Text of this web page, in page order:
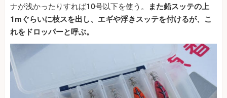
ナが浅かったりすれば10号以下を使う。
また鉛スッテの上
1mぐらいに枝スを出し、エギや浮きスッテを付けるが、こ
れをドロッパーと呼ぶ。